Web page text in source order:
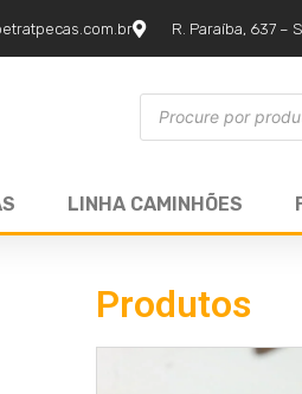
R. Paraíba, 637 –
LINHA CAMINHÕES
Produtos